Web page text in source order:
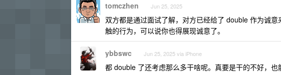
tomczhen Jun 25, 2025
双方都是通过面试了解，对方已经给了 double 作为诚
触的行为，可以说你也得展现诚意了。
ybbswc Jun 25, 2025 via iPhone
都 double 了还考虑那么多干啥呢。真要是干的不好，也